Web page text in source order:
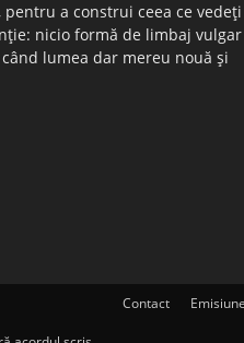
a construi ceea ce vedeţi
nicio formă de limbaj vulgar
lumea dar mereu nouă şi
Contact